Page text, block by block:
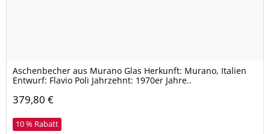
Aschenbecher aus Murano Glas Herkunft: Murano, Italien
Entwurf: Flavio Poli Jahrzehnt: 1970er Jahre..
379,80 €
10 % Rabatt